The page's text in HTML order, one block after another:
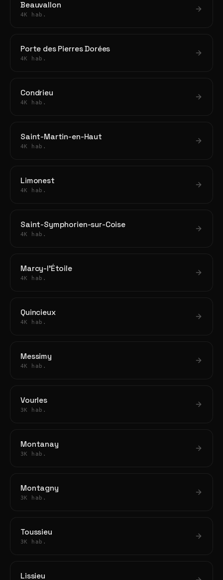
Beauvallon
4K hab.
Porte des Pierres Dorées
4K hab.
Condrieu
4K hab.
Saint-Martin-en-Haut
4K hab.
Limonest
4K hab.
Saint-Symphorien-sur-Coise
4K hab.
Marcy-l'Étoile
4K hab.
Quincieux
4K hab.
Messimy
4K hab.
Vourles
3K hab.
Montanay
3K hab.
Montagny
3K hab.
Toussieu
3K hab.
Lissieu